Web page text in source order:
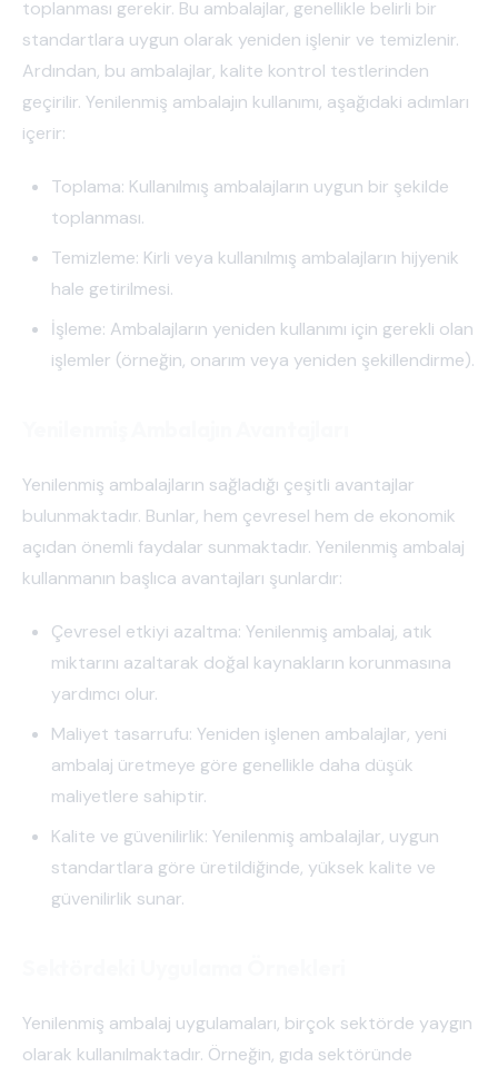
toplanması gerekir. Bu ambalajlar, genellikle belirli bir
standartlara uygun olarak yeniden işlenir ve temizlenir.
Ardından, bu ambalajlar, kalite kontrol testlerinden
geçirilir. Yenilenmiş ambalajın kullanımı, aşağıdaki adımları
içerir:
Toplama: Kullanılmış ambalajların uygun bir şekilde
toplanması.
Temizleme: Kirli veya kullanılmış ambalajların hijyenik
hale getirilmesi.
İşleme: Ambalajların yeniden kullanımı için gerekli olan
işlemler (örneğin, onarım veya yeniden şekillendirme).
Yenilenmiş ambalajların sağladığı çeşitli avantajlar
bulunmaktadır. Bunlar, hem çevresel hem de ekonomik
açıdan önemli faydalar sunmaktadır. Yenilenmiş ambalaj
kullanmanın başlıca avantajları şunlardır:
Çevresel etkiyi azaltma: Yenilenmiş ambalaj, atık
miktarını azaltarak doğal kaynakların korunmasına
yardımcı olur.
Maliyet tasarrufu: Yeniden işlenen ambalajlar, yeni
ambalaj üretmeye göre genellikle daha düşük
maliyetlere sahiptir.
Kalite ve güvenilirlik: Yenilenmiş ambalajlar, uygun
standartlara göre üretildiğinde, yüksek kalite ve
güvenilirlik sunar.
Yenilenmiş ambalaj uygulamaları, birçok sektörde yaygın
olarak kullanılmaktadır. Örneğin, gıda sektöründe